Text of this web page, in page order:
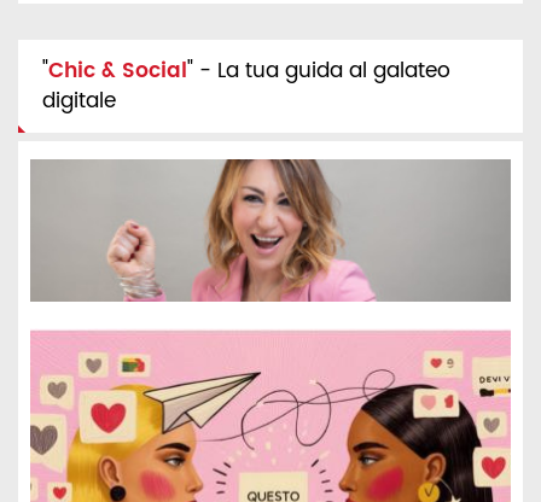
"Chic & Social" - La tua guida al galateo
digitale